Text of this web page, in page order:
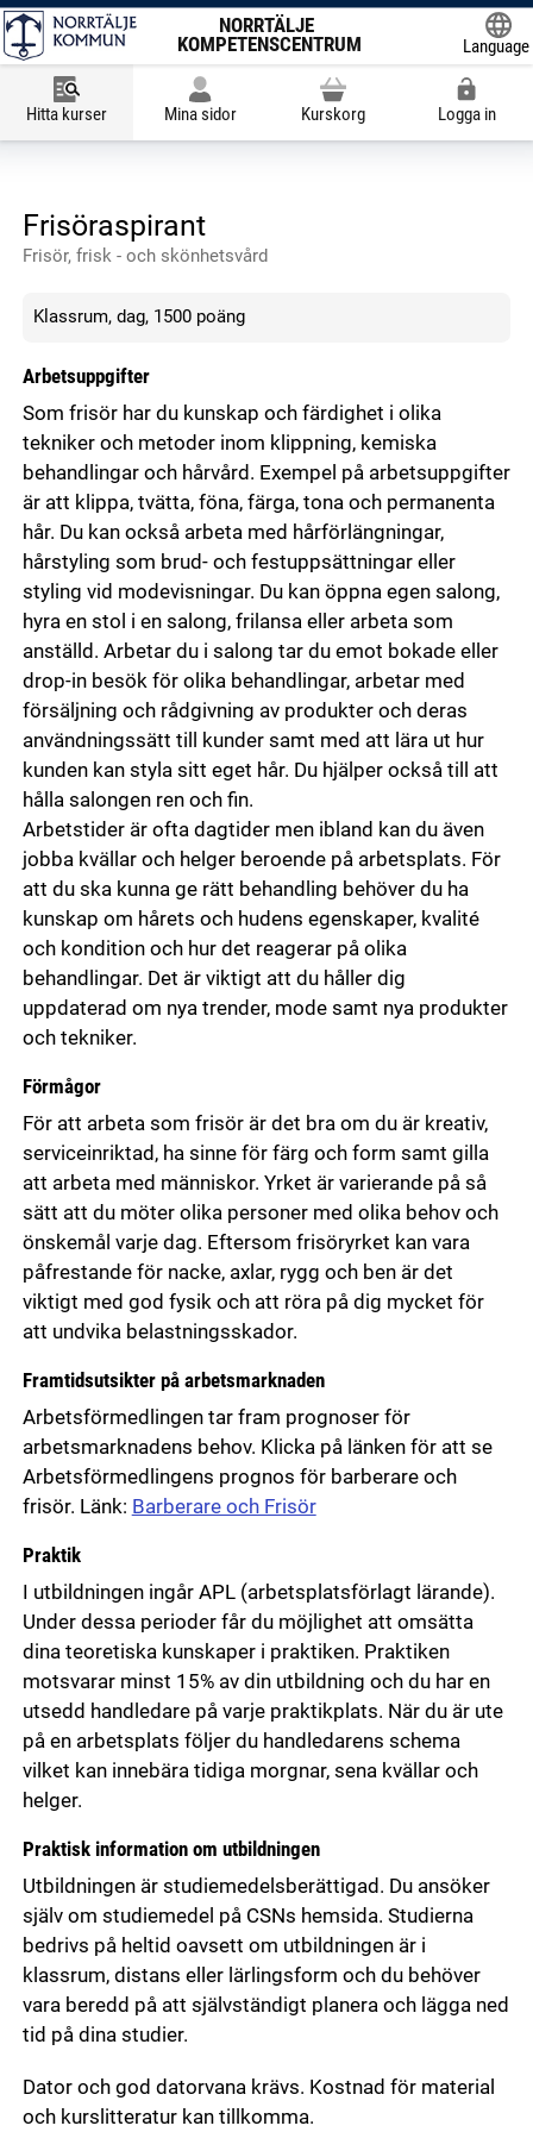
NORRTÄLJE
KOMPETENSCENTRUM
Language
Hitta kurser Mina sidor Kurskorg Logga in
Frisöraspirant
Frisör, frisk - och skönhetsvård
Klassrum, dag, 1500 poäng
Arbetsuppgifter
Som frisör har du kunskap och färdighet i olika
tekniker och metoder inom klippning, kemiska
behandlingar och hårvård. Exempel på arbetsuppgifter
är att klippa, tvätta, föna, färga, tona och permanenta
hår. Du kan också arbeta med hårförlängningar,
hårstyling som brud- och festuppsättningar eller
styling vid modevisningar. Du kan öppna egen salong,
hyra en stol i en salong, frilansa eller arbeta som
anställd. Arbetar du i salong tar du emot bokade eller
drop-in besök för olika behandlingar, arbetar med
försäljning och rådgivning av produkter och deras
användningssätt till kunder samt med att lära ut hur
kunden kan styla sitt eget hår. Du hjälper också till att
hålla salongen ren och fin.
Arbetstider är ofta dagtider men ibland kan du även
jobba kvällar och helger beroende på arbetsplats. För
att du ska kunna ge rätt behandling behöver du ha
kunskap om hårets och hudens egenskaper, kvalité
och kondition och hur det reagerar på olika
behandlingar. Det är viktigt att du håller dig
uppdaterad om nya trender, mode samt nya produkter
och tekniker.
Förmågor
För att arbeta som frisör är det bra om du är kreativ,
serviceinriktad, ha sinne för färg och form samt gilla
att arbeta med människor. Yrket är varierande på så
sätt att du möter olika personer med olika behov och
önskemål varje dag. Eftersom frisöryrket kan vara
påfrestande för nacke, axlar, rygg och ben är det
viktigt med god fysik och att röra på dig mycket för
att undvika belastningsskador.
Framtidsutsikter på arbetsmarknaden
Arbetsförmedlingen tar fram prognoser för
arbetsmarknadens behov. Klicka på länken för att se
Arbetsförmedlingens prognos för barberare och
frisör. Länk: Barberare och Frisör
Praktik
I utbildningen ingår APL (arbetsplatsförlagt lärande).
Under dessa perioder får du möjlighet att omsätta
dina teoretiska kunskaper i praktiken. Praktiken
motsvarar minst 15% av din utbildning och du har en
utsedd handledare på varje praktikplats. När du är ute
på en arbetsplats följer du handledarens schema
vilket kan innebära tidiga morgnar, sena kvällar och
helger.
Praktisk information om utbildningen
Utbildningen är studiemedelsberättigad. Du ansöker
själv om studiemedel på CSNs hemsida. Studierna
bedrivs på heltid oavsett om utbildningen är i
klassrum, distans eller lärlingsform och du behöver
vara beredd på att självständigt planera och lägga ned
tid på dina studier.
Dator och god datorvana krävs. Kostnad för material
och kurslitteratur kan tillkomma.